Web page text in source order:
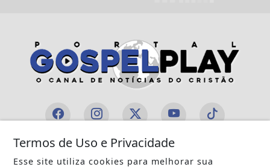
INÍCIO | SOBRE | PAINEL DO LEITOR
Termos de Uso e Privacidade
Esse site utiliza cookies para melhorar sua